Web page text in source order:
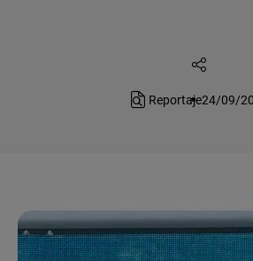
Reportaje24/09/